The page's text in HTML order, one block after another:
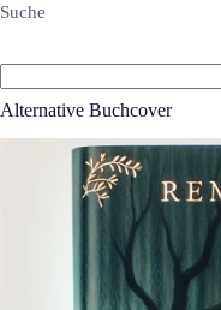
Suche
Alternative Buchcover